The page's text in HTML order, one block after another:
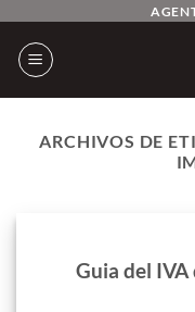
contenido
ARCHIVOS DE
Guia del